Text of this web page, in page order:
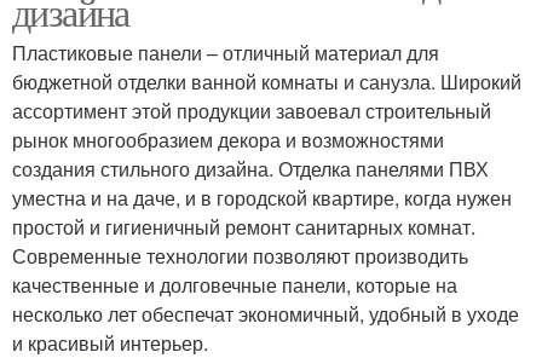
дизайна
Пластиковые панели – отличный материал для
бюджетной отделки ванной комнаты и санузла. Широкий
ассортимент этой продукции завоевал строительный
рынок многообразием декора и возможностями
создания стильного дизайна. Отделка панелями ПВХ
уместна и на даче, и в городской квартире, когда нужен
простой и гигиеничный ремонт санитарных комнат.
Современные технологии позволяют производить
качественные и долговечные панели, которые на
несколько лет обеспечат экономичный, удобный в уходе
и красивый интерьер.